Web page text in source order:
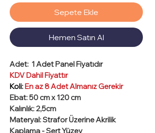
Sepete Ekle
Hemen Satın Al
Adet: 1 Adet Panel Fiyatıdır
KDV Dahil Fiyattır
Koli:En az 8 Adet Almanız Gerekir
Ebat: 50 cm x 120 cm
Kalınlık: 2,5cm
Materyal: Strafor Üzerine Akrilik
Kaplama -Sert Yüzey